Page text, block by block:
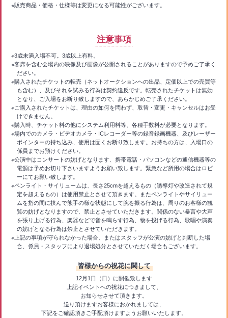
※販売商品・価格・仕様等は変更になる可能性がございます。
注意事項
※3歳未満入場不可。3歳以上有料。
※客席を含む会場内の映像及び画像が公開されることがありますので予めご了承く
ださい。
※購入されたチケットの転売（ネットオークションへの出品、定価以上での売買等
も含む）、及びそれを試みる行為は契約違反です。転売されたチケットは無効
となり、ご入場をお断り致しますので、あらかじめご了承ください。
※ご購入されたチケットは、理由の如何を問わず、取替・変更・キャンセルはお受
けできません。
※購入時、チケット料の他にシステム利用料等、各種手数料が必要となります。
※場内でのカメラ・ビデオカメラ・ICレコーダー等の録音録画機器、及びレーザー
ポインターの持ち込み、使用は固くお断り致します。お持ちの方は、入場口の
係員までお預けください。
※公演中はコンサートの妨げとなります、携帯電話・パソコンなどの通信機器等の
電源は予めお切り下さいますようお願い致します。緊急など所用の場合はロビ
ーにてお願い致します。
※ペンライト・サイリュームは、長さ25cmを超えるもの（誘導灯や改造されて規
定を超えるもの）は使用禁止とさせて頂きます。またペンライトやサイリュー
ムを指の間に挟んで熊手の様な状態にして腕を振る行為は、周りのお客様の観
覧の妨げとなりますので、禁止とさせていただきます。関係のない暴言や大声
を張り上げる行為、楽器などで音を鳴らす行為、物を投げる行為、歌唱や演奏
の妨げとなる行為は禁止とさせていただきます。
※上記の事項が守られなかった場合、またはスタッフが公演の妨げと判断した場
合、係員・スタッフにより退場処分とさせていただく場合もございます。
皆様からの祝花に関して
12月1日（日）に開催致します
上記イベントへの祝花につきまして、
お知らせさせて頂きます。
送り頂けますお客様におかれましては、
下記をご確認頂きご手配頂けますようお願いいたします。